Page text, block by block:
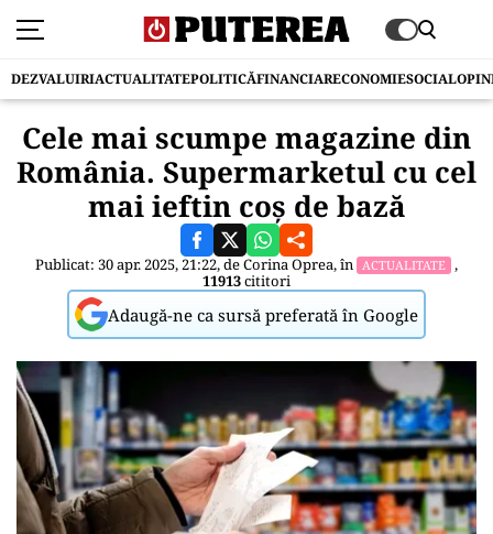
DEZVALUIRIACTUALITATEPOLITICĂFINANCIARECONOMIESOCIAL
Cele mai scumpe magazine din
România. Supermarketul cu cel
mai ieftin coș de bază
Publicat: 30 apr. 2025, 21:22, deCorina Oprea, în ACTUALITATE ,
11913cititori
Adaugă-ne ca sursă preferată în Google